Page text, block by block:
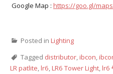
Google Map : https://goo.gl/
Posted in Lighting
Tagged distributor,ibcon,
LR patlite,lr6,LR6 Tower Light,lr6